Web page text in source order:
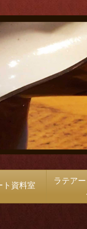
ト資料室
ラテア